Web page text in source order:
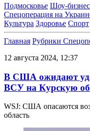
Подмосковье Шоу-бизнес
Спецоперация на
Культура Здоровье Спорт
Главная Рубрики
12 августа 2024, 12:37
В США ожидают
ВСУ на Курскую
WSJ: США опасаются
область